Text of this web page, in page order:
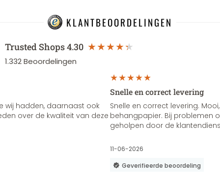
KLANTBEOORDELINGEN
Trusted Shops4.30
1.332Beoordelingen
wij hadden, daarnaast ook
over de kwaliteit van deze
Snelle en correct levering
Snelle en correct levering.
behangpapier. Bij problemen
geholpen door de
11-06-2026
Geverifieerde beoordeling